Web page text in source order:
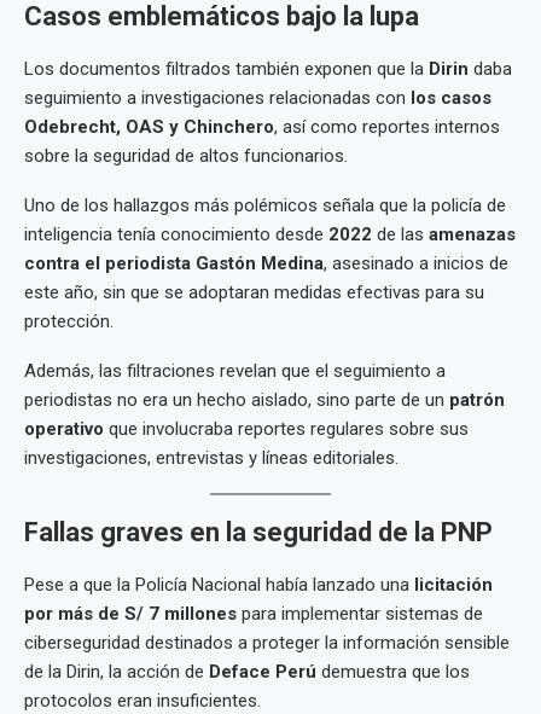
Casos emblemáticos bajo la lupa
Los documentos filtrados también exponen que la Dirin daba
seguimiento a investigaciones relacionadas con los casos
Odebrecht, OAS y Chinchero, así como reportes internos
sobre la seguridad de altos funcionarios.
Uno de los hallazgos más polémicos señala que la policía de
inteligencia tenía conocimiento desde 2022 de las amenazas
contra el periodista Gastón Medina, asesinado a inicios de
este año, sin que se adoptaran medidas efectivas para su
protección.
Además, las filtraciones revelan que el seguimiento a
periodistas no era un hecho aislado, sino parte de un patrón
operativo que involucraba reportes regulares sobre sus
investigaciones, entrevistas y líneas editoriales.
Fallas graves en la seguridad de la PNP
Pese a que la Policía Nacional había lanzado una licitación
por más de S/ 7 millones para implementar sistemas de
ciberseguridad destinados a proteger la información sensible
de la Dirin, la acción de Deface Perú demuestra que los
protocolos eran insuficientes.